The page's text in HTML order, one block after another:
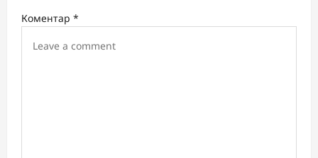
i
Коментар *